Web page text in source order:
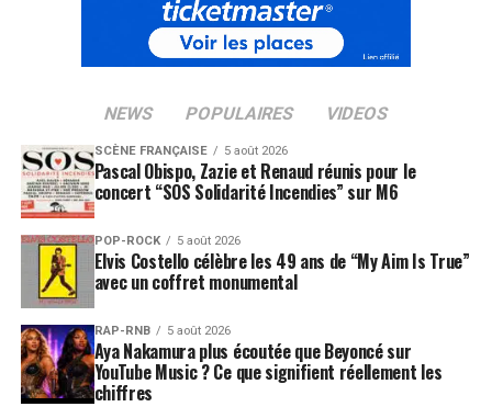
NEWS POPULAIRES VIDEOS
SCÈNE FRANÇAISE 5 août 2026
Pascal Obispo, Zazie et Renaud réunis pour le
concert “SOS Solidarité Incendies” sur M6
POP-ROCK 5 août 2026
Elvis Costello célèbre les 49 ans de “My Aim Is True”
avec un coffret monumental
RAP-RNB 5 août 2026
Aya Nakamura plus écoutée que Beyoncé sur
YouTube Music ? Ce que signifient réellement les
chiffres